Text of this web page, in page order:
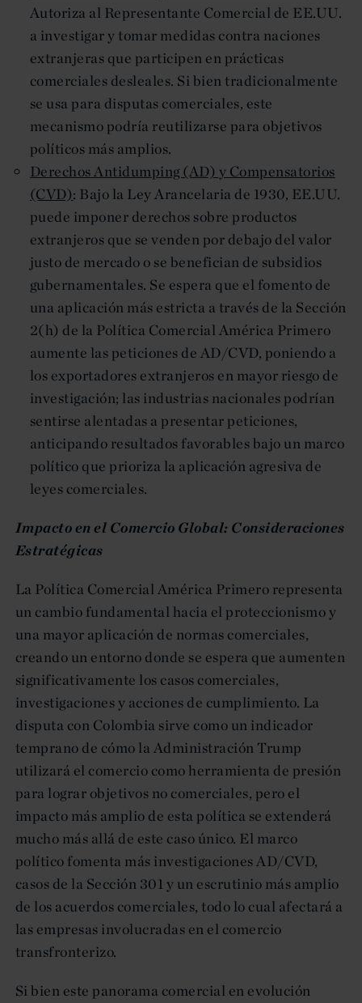
Autoriza al Representante Comercial de EE.UU.
a investigar y tomar medidas contra naciones
extranjeras que participen en prácticas
comerciales desleales. Si bien tradicionalmente
se usa para disputas comerciales, este
mecanismo podría reutilizarse para objetivos
políticos más amplios.
Derechos Antidumping (AD) y Compensatorios
(CVD): Bajo la Ley Arancelaria de 1930, EE.UU.
puede imponer derechos sobre productos
extranjeros que se venden por debajo del valor
justo de mercado o se benefician de subsidios
gubernamentales. Se espera que el fomento de
una aplicación más estricta a través de la Sección
2(h) de la Política Comercial América Primero
aumente las peticiones de AD/CVD, poniendo a
los exportadores extranjeros en mayor riesgo de
investigación; las industrias nacionales podrían
sentirse alentadas a presentar peticiones,
anticipando resultados favorables bajo un marco
político que prioriza la aplicación agresiva de
leyes comerciales.
Impacto en el Comercio Global: Consideraciones
Estratégicas
La Política Comercial América Primero representa
un cambio fundamental hacia el proteccionismo y
una mayor aplicación de normas comerciales,
creando un entorno donde se espera que aumenten
significativamente los casos comerciales,
investigaciones y acciones de cumplimiento. La
disputa con Colombia sirve como un indicador
temprano de cómo la Administración Trump
utilizará el comercio como herramienta de presión
para lograr objetivos no comerciales, pero el
impacto más amplio de esta política se extenderá
mucho más allá de este caso único. El marco
político fomenta más investigaciones AD/CVD,
casos de la Sección 301 y un escrutinio más amplio
de los acuerdos comerciales, todo lo cual afectará a
las empresas involucradas en el comercio
transfronterizo.
Si bien este panorama comercial en evolución